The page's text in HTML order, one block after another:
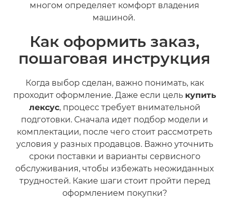
многом определяет комфорт владения
машиной.
Как оформить заказ,
пошаговая инструкция
Когда выбор сделан, важно понимать, как
проходит оформление. Даже если цель купить
лексус, процесс требует внимательной
подготовки. Сначала идет подбор модели и
комплектации, после чего стоит рассмотреть
условия у разных продавцов. Важно уточнить
сроки поставки и варианты сервисного
обслуживания, чтобы избежать неожиданных
трудностей. Какие шаги стоит пройти перед
оформлением покупки?